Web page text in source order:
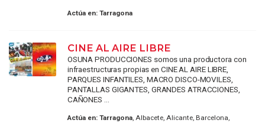
Actúa en: Tarragona
CINE AL AIRE LIBRE
OSUNA PRODUCCIONES somos una productora con
infraestructuras propias en CINE AL AIRE LIBRE,
PARQUES INFANTILES, MACRO DISCO-MOVILES,
PANTALLAS GIGANTES, GRANDES ATRACCIONES,
CAÑONES ...
Actúa en: Tarragona, Albacete, Alicante, Barcelona,